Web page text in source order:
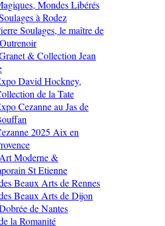
Mondes Libérés
à Rodez
Soulages, le maître de
& Collection Jean
David Hockney,
de la Tate
Cezanne au Jas de
2025 Aix en
Moderne &
St Etienne
Beaux Arts de Rennes
Beaux Arts de Dijon
de Nantes
la Romanité